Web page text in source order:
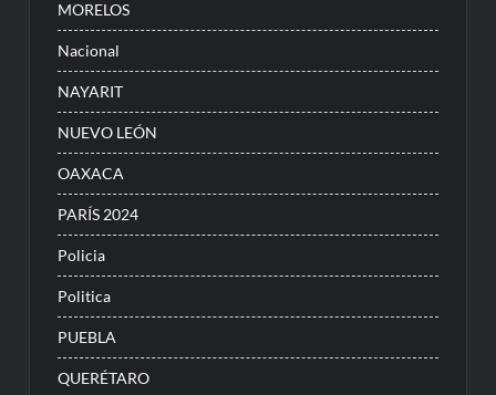
MORELOS
Nacional
NAYARIT
NUEVO LEÓN
OAXACA
PARÍS 2024
Policia
Politica
PUEBLA
QUERÉTARO